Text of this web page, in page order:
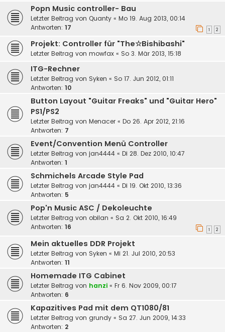
Popn Music controller- Bau
Letzter Beitrag von Quanty « Mo 19. Aug 2013, 00:14
Antworten: 17 1 2
Projekt: Controller für "The☆Bishibashi"
Letzter Beitrag von mowfax « So 3. Mär 2013, 15:18
ITG-Rechner
Letzter Beitrag von Syken « So 17. Jun 2012, 01:11
Antworten: 10
Button Layout "Guitar Freaks" und "Guitar Hero"
PS1/PS2
Letzter Beitrag von Menacer « Do 26. Apr 2012, 21:16
Antworten: 7
Event/Convention Menü Controller
Letzter Beitrag von jan4444 « Di 28. Dez 2010, 10:47
Antworten: 1
Schmichels Arcade Style Pad
Letzter Beitrag von jan4444 « Di 19. Okt 2010, 13:36
Antworten: 5
Pop'n Music ASC / Dekoleuchte
Letzter Beitrag von obilan « Sa 2. Okt 2010, 16:49
Antworten: 16 1 2
Mein aktuelles DDR Projekt
Letzter Beitrag von Syken « Mi 21. Jul 2010, 20:53
Antworten: 11
Homemade ITG Cabinet
Letzter Beitrag von hanzi « Fr 6. Nov 2009, 00:17
Antworten: 6
Kapazitives Pad mit dem QT1080/81
Letzter Beitrag von grundy « Sa 27. Jun 2009, 14:33
Antworten: 2